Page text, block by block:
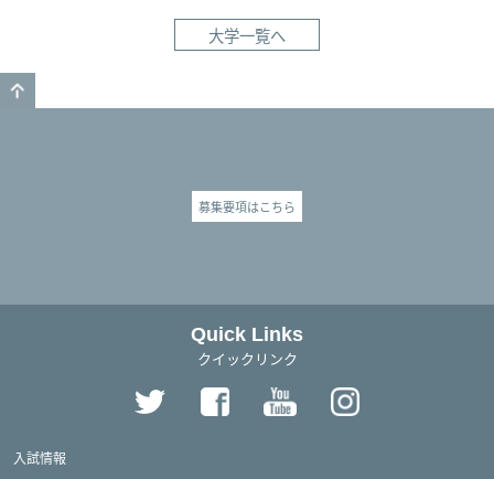
大学一覧へ
募集要項はこちら
Quick Links
クイックリンク
入試情報